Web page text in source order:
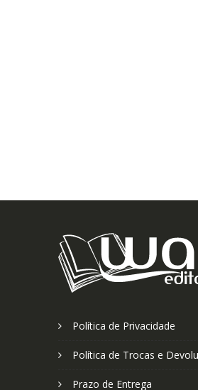
Política de Privacidade
Política de Trocas e
Prazo de Entrega